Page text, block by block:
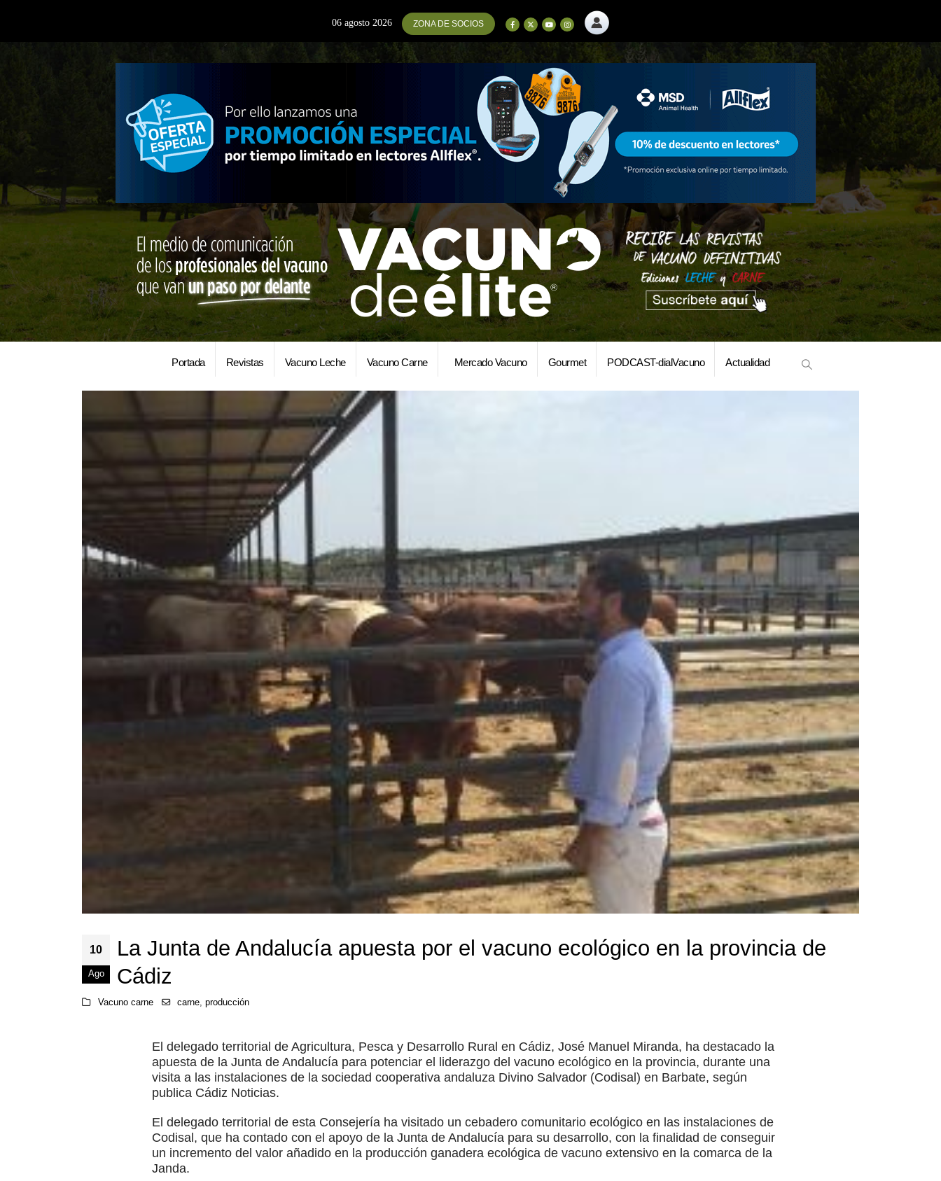
06 agosto 2026 ZONA DE SOCIOS
Portada Revistas Vacuno Leche Vacuno Carne Mercado Vacuno Gourmet PODCAST-dialVacuno Actualidad
10
Ago
La Junta de Andalucía apuesta por el vacuno ecológico en la provincia de
Cádiz
Vacuno carne carne,producción
El delegado territorial de Agricultura, Pesca y Desarrollo Rural en Cádiz, José Manuel Miranda, ha destacado la
apuesta de la Junta de Andalucía para potenciar el liderazgo del vacuno ecológico en la provincia, durante una
visita a las instalaciones de la sociedad cooperativa andaluza Divino Salvador (Codisal) en Barbate, según
publica Cádiz Noticias.
El delegado territorial de esta Consejería ha visitado un cebadero comunitario ecológico en las instalaciones de
Codisal, que ha contado con el apoyo de la Junta de Andalucía para su desarrollo, con la finalidad de conseguir
un incremento del valor añadido en la producción ganadera ecológica de vacuno extensivo en la comarca de la
Janda.